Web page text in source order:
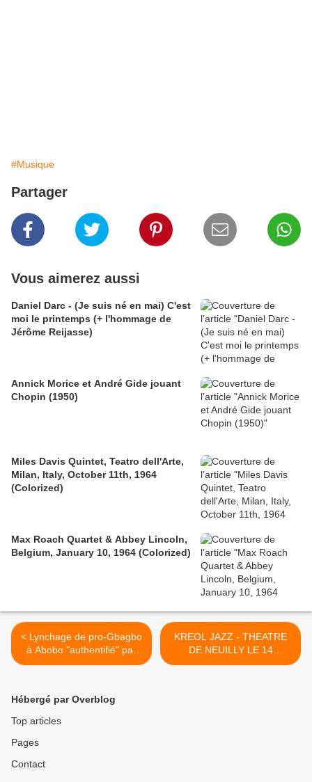
#Musique
Partager
Vous aimerez aussi
Daniel Darc - (Je suis né en mai) C'est
moi le printemps (+ l'hommage de
Jérôme Reijasse)
Annick Morice et André Gide jouant
Chopin (1950)
Miles Davis Quintet, Teatro dell'Arte,
Milan, Italy, October 11th, 1964
(Colorized)
Max Roach Quartet & Abbey Lincoln,
Belgium, January 10, 1964 (Colorized)
< Lynchage de pro-Gbagbo
à Abobo "authentifié" par
France 24 - Mars 2011
KREOL JAZZ - THEATRE
DE NEUILLY LE 14
JANVIER 2012 >
Hébergé par Overblog
Top articles
Pages
Contact